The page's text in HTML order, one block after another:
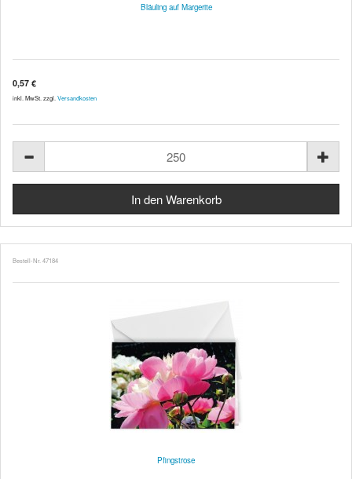
Bläuling auf Margerite
0,57 €
inkl. MwSt. zzgl. Versandkosten
Bestell-Nr. 47184
Pfingstrose